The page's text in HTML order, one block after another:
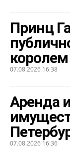
Принц
07.08.2026 16:38
Аренда
07.08.2026 16:36